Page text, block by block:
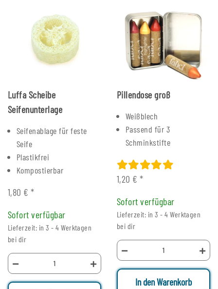
Luffa Scheibe
Seifenunterlage
Seifenablage für feste
Seife
Plastikfrei
Kompostierbar
1,80 €*
Sofort verfügbar
Lieferzeit: in 3 - 4 Werktagen
bei dir
Pillendose groß
Weißblech
Passend für 3
Schminkstifte
1,20 €*
Sofort verfügbar
Lieferzeit: in 3 - 4 Werktagen
bei dir
In den Warenkorb